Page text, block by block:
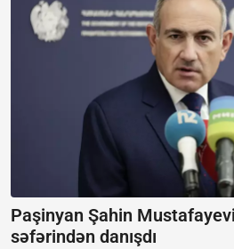
Paşinyan Şahin
səfərindən danışdı